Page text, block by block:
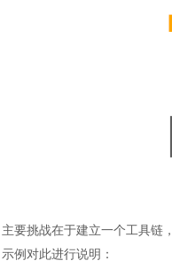
主要挑战在于建立一个工具链
示例对此进行说明：